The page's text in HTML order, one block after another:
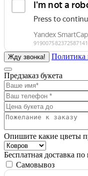
Политика
Предзаказ букета
Опишите какие цветы
Бесплатная доставка по
Самовывоз